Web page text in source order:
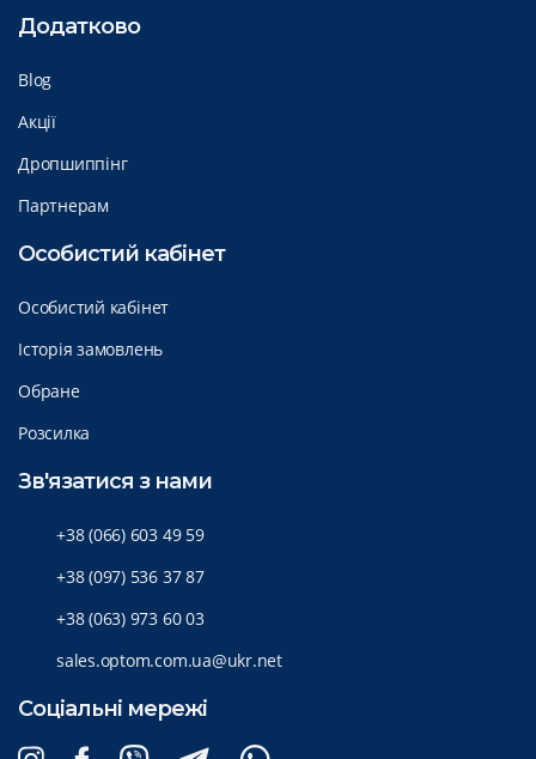
Додатково
Blog
Акції
Дропшиппінг
Партнерам
Особистий кабінет
Особистий кабінет
Історія замовлень
Обране
Розсилка
Зв'язатися з нами
+38 (066) 603 49 59
+38 (097) 536 37 87
+38 (063) 973 60 03
sales.optom.com.ua@ukr.net
Соціальні мережі